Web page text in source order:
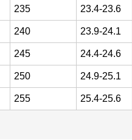
235 23.4-23.6
240 23.9-24.1
245 24.4-24.6
250 24.9-25.1
255 25.4-25.6